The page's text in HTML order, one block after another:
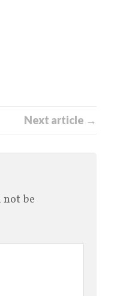
Next article →
not be